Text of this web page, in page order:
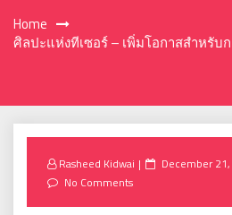
Home
ศิลปะแห่งทีเซอร์ – เพิ่มโอกาสสำหรับ
Rasheed Kidwai
Posted
December
No Comments